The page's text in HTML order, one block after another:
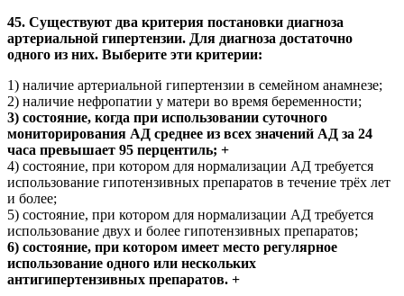
45. Существуют два критерия постановки диагноза
артериальной гипертензии. Для диагноза достаточно
одного из них. Выберите эти критерии:
1) наличие артериальной гипертензии в семейном анамнезе;
2) наличие нефропатии у матери во время беременности;
3) состояние, когда при использовании суточного
мониторирования АД среднее из всех значений АД за 24
часа превышает 95 перцентиль; +
4) состояние, при котором для нормализации АД требуется
использование гипотензивных препаратов в течение трёх лет
и более;
5) состояние, при котором для нормализации АД требуется
использование двух и более гипотензивных препаратов;
6) состояние, при котором имеет место регулярное
использование одного или нескольких
антигипертензивных препаратов. +